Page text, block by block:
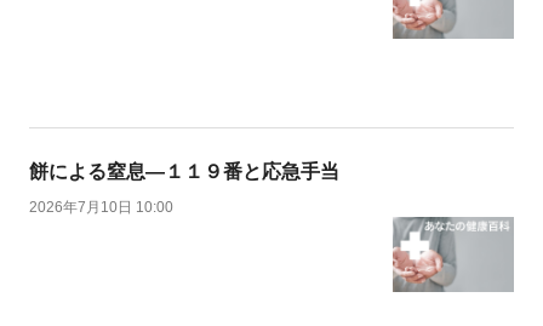
餅による窒息―１１９番と応急手当
2026年7月10日 10:00